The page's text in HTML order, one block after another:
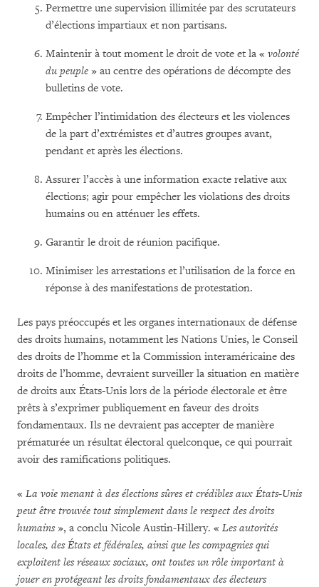
Permettre une supervision illimitée par des scrutateurs
d’élections impartiaux et non partisans.
Maintenir à tout moment le droit de vote et la « volonté
du peuple » au centre des opérations de décompte des
bulletins de vote.
Empêcher l’intimidation des électeurs et les violences
de la part d’extrémistes et d’autres groupes avant,
pendant et après les élections.
Assurer l’accès à une information exacte relative aux
élections; agir pour empêcher les violations des droits
humains ou en atténuer les effets.
Garantir le droit de réunion pacifique.
Minimiser les arrestations et l’utilisation de la force en
réponse à des manifestations de protestation.
Les pays préoccupés et les organes internationaux de défense
des droits humains, notamment les Nations Unies, le Conseil
des droits de l’homme et la Commission interaméricaine des
droits de l’homme, devraient surveiller la situation en matière
de droits aux États-Unis lors de la période électorale et être
prêts à s’exprimer publiquement en faveur des droits
fondamentaux. Ils ne devraient pas accepter de manière
prématurée un résultat électoral quelconque, ce qui pourrait
avoir des ramifications politiques.
« La voie menant à des élections sûres et crédibles aux États-Unis
peut être trouvée tout simplement dans le respect des droits
humains», a conclu Nicole Austin-Hillery. « Les autorités
locales, des États et fédérales, ainsi que les compagnies qui
exploitent les réseaux sociaux, ont toutes un rôle important à
jouer en protégeant les droits fondamentaux des électeurs